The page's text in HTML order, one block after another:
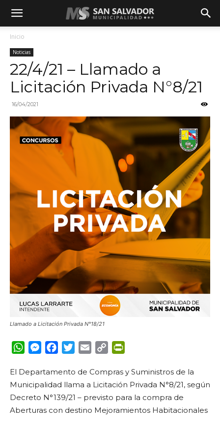
Inicio
Noticias
22/4/21 – Llamado a
Licitación Privada N°8/21
16/04/2021
Llamado a Licitación Privada N°18/21
WhatsApp
Messenger
FacebookTwitterEmail Copy
El Departamento de Compras y Suministros de la
Municipalidad llama a Licitación Privada N°8/21, según
Decreto N°139/21 – previsto para la compra de
Aberturas con destino Mejoramientos Habitacionales